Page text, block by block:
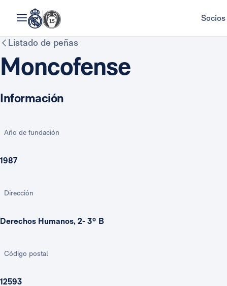
Socios
Listado de peñas
Moncofense
Información
Año de fundación
1987
Dirección
Derechos Humanos, 2- 3º B
Código postal
12593